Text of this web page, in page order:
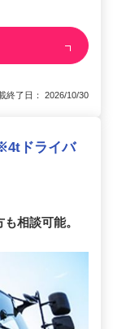
了日： 2026/10/30
ドライバ
相談可能。